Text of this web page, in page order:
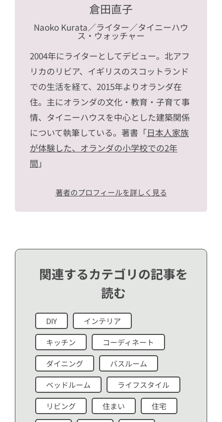
倉田直子
Naoko Kurata／ライター／タイニーハウ
ス・ウォッチャー
2004年にライターとしてデビュー。北アフ
リカのリビア、イギリスのスコットランド
での生活を経て、2015年よりオランダ在
住。主にオランダの文化・教育・子育て事
情、タイニーハウスを中心とした建築関係
について執筆している。著書「日本人家族
が体験した、オランダの小学校での2年
間 」
著者のプロフィールを詳しく見る
関連するカテゴリの記事を
読む
DIY インテリア
キッチン コーディネート
ダイニング バスルーム
ベッドルーム ライフスタイル
リビング 住まい 住宅